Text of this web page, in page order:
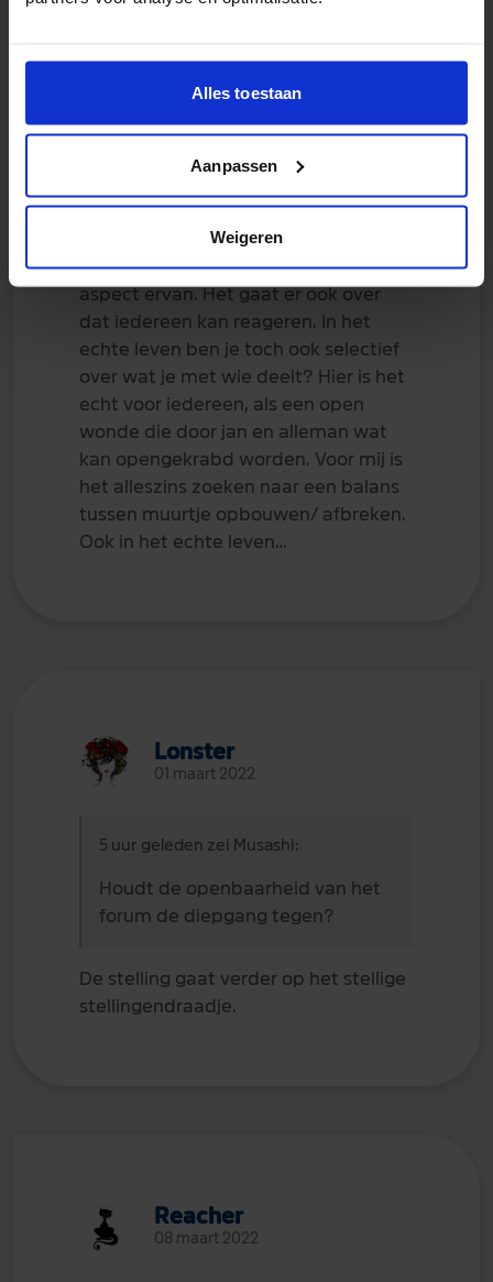
Alles toestaan
Aanpassen
Weigeren
Musashi
5 minuten geleden zei Oskar:
zonder je privacy te grabbel te
gooien?
Ja maar de privacy is maar één
aspect ervan. Het gaat er ook over
dat iedereen kan reageren. In het
echte leven ben je toch ook selectief
over wat je met wie deelt? Hier is het
echt voor iedereen, als een open
wonde die door jan en alleman wat
kan opengekrabd worden. Voor mij is
het alleszins zoeken naar een balans
tussen muurtje opbouwen/ afbreken.
Ook in het echte leven…
Lonster
01 maart 2022
5 uur geleden zei Musashi:
Houdt de openbaarheid van het
forum de diepgang tegen?
De stelling gaat verder op het stellige
stellingendraadje.
Reacher
08 maart 2022